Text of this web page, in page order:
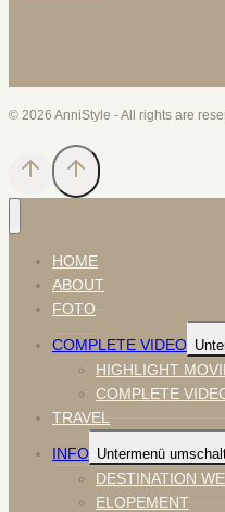
© 2026 AnniStyle - All rights are
HOME
ABOUT
FOTO
COMPLETE VIDEO
HIGHLIGHT
COMPLETE
TRAVEL
INFO Untermenü
DESTINATION
ELOPEMENT